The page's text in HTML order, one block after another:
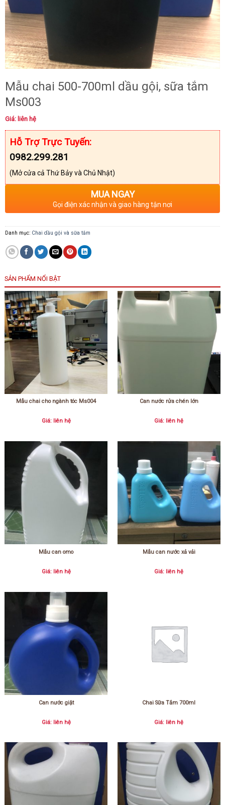
Mẫu chai 500-700ml dầu gội, sữa tắm
Ms003
Giá: liên hệ
Hỗ Trợ Trực Tuyến:
0982.299.281
(Mở cửa cả Thứ Bảy và Chủ Nhật)
MUA NGAY
Gọi điện xác nhận và giao hàng tận nơi
Danh mục: Chai dầu gội và sữa tắm
SẢN PHẨM NỔI BẬT
Mẫu chai cho ngành tóc Ms004
Giá: liên hệ
Can nước rửa chén lớn
Giá: liên hệ
Mẫu can omo
Giá: liên hệ
Mẫu can nước xả vải
Giá: liên hệ
Can nước giặt
Giá: liên hệ
Chai Sữa Tắm 700ml
Giá: liên hệ